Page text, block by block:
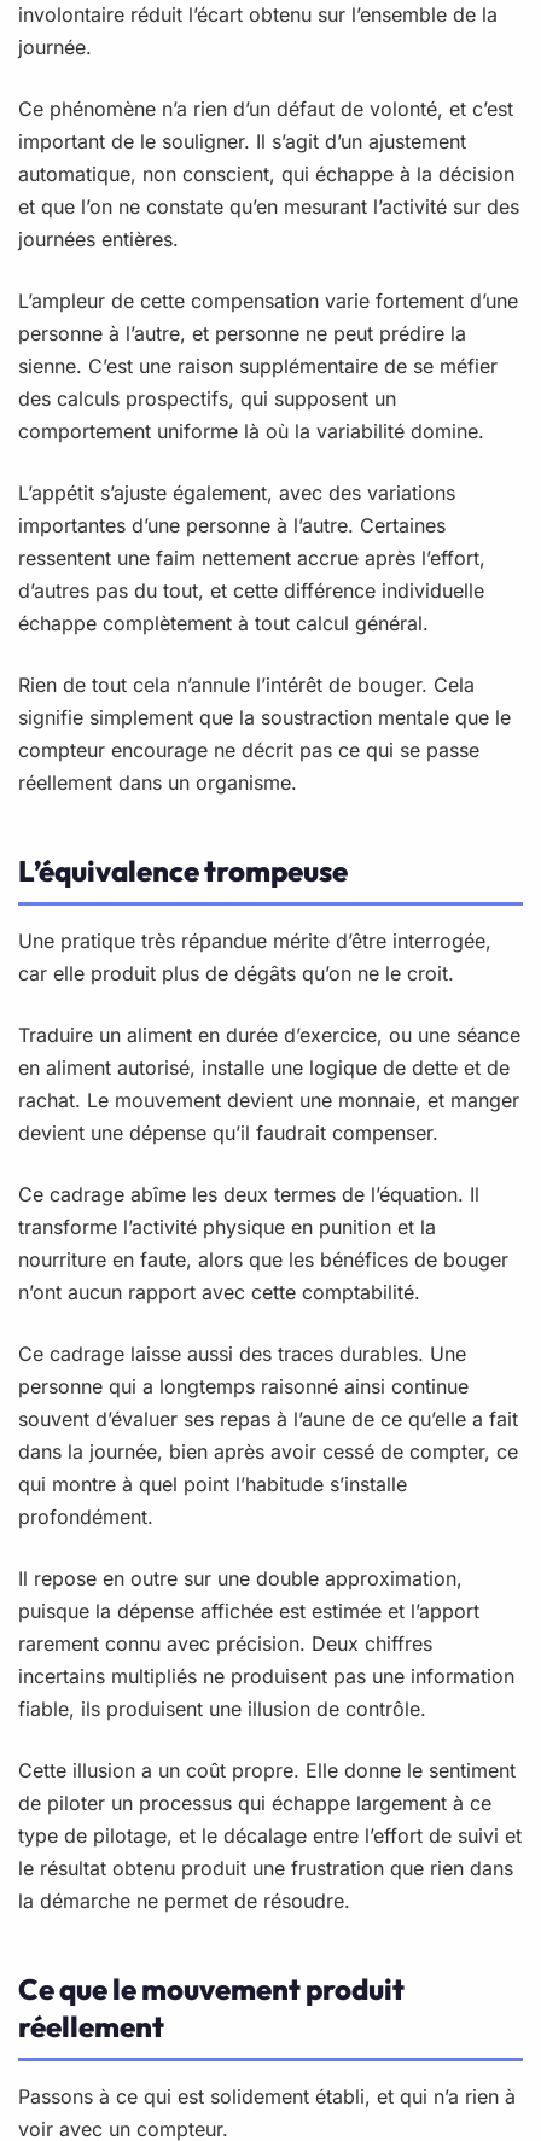
involontaire réduit l’écart obtenu sur l’ensemble de la
journée.
Ce phénomène n’a rien d’un défaut de volonté, et c’est
important de le souligner. Il s’agit d’un ajustement
automatique, non conscient, qui échappe à la décision
et que l’on ne constate qu’en mesurant l’activité sur des
journées entières.
L’ampleur de cette compensation varie fortement d’une
personne à l’autre, et personne ne peut prédire la
sienne. C’est une raison supplémentaire de se méfier
des calculs prospectifs, qui supposent un
comportement uniforme là où la variabilité domine.
L’appétit s’ajuste également, avec des variations
importantes d’une personne à l’autre. Certaines
ressentent une faim nettement accrue après l’effort,
d’autres pas du tout, et cette différence individuelle
échappe complètement à tout calcul général.
Rien de tout cela n’annule l’intérêt de bouger. Cela
signifie simplement que la soustraction mentale que le
compteur encourage ne décrit pas ce qui se passe
réellement dans un organisme.
L’équivalence trompeuse
Une pratique très répandue mérite d’être interrogée,
car elle produit plus de dégâts qu’on ne le croit.
Traduire un aliment en durée d’exercice, ou une séance
en aliment autorisé, installe une logique de dette et de
rachat. Le mouvement devient une monnaie, et manger
devient une dépense qu’il faudrait compenser.
Ce cadrage abîme les deux termes de l’équation. Il
transforme l’activité physique en punition et la
nourriture en faute, alors que les bénéfices de bouger
n’ont aucun rapport avec cette comptabilité.
Ce cadrage laisse aussi des traces durables. Une
personne qui a longtemps raisonné ainsi continue
souvent d’évaluer ses repas à l’aune de ce qu’elle a fait
dans la journée, bien après avoir cessé de compter, ce
qui montre à quel point l’habitude s’installe
profondément.
Il repose en outre sur une double approximation,
puisque la dépense affichée est estimée et l’apport
rarement connu avec précision. Deux chiffres
incertains multipliés ne produisent pas une information
fiable, ils produisent une illusion de contrôle.
Cette illusion a un coût propre. Elle donne le sentiment
de piloter un processus qui échappe largement à ce
type de pilotage, et le décalage entre l’effort de suivi et
le résultat obtenu produit une frustration que rien dans
la démarche ne permet de résoudre.
Ce que le mouvement produit
réellement
Passons à ce qui est solidement établi, et qui n’a rien à
voir avec un compteur.